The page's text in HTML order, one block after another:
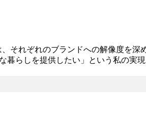
それぞれのブランドへの解像度を深
暮らしを提供したい」という私の実